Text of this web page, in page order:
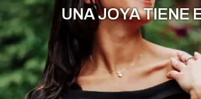
UNA JOYA TIENE